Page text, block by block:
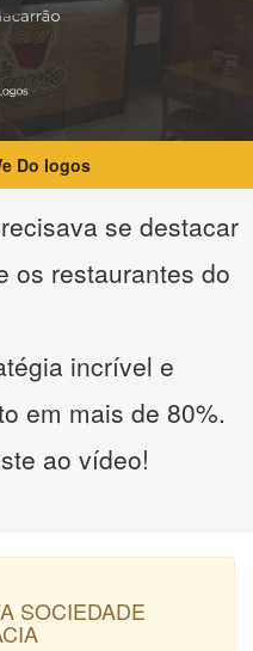
Do logos
se destacar
os restaurantes do
incrível e
em mais de 80%.
ao vídeo!
SOCIEDADE